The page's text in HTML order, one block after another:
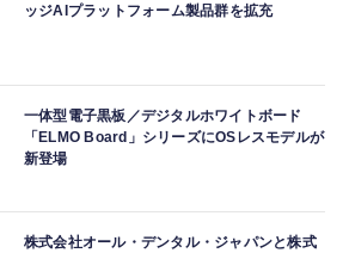
ッジAIプラットフォーム製品群を拡充
一体型電子黒板／デジタルホワイトボード
「ELMO Board」シリーズにOSレスモデルが
新登場
株式会社オール・デンタル・ジャパンと株式